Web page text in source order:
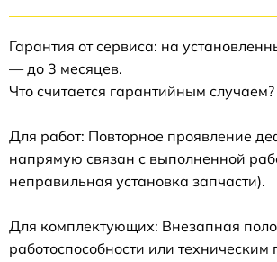
Гарантия от сервиса: на
— до 3 месяцев.
Что считается гарантийным случаем?
Для работ: Повторное проявление
напрямую связан с выполненной
неправильная установка запчасти).
Для комплектующих: Внезапная
работоспособности или